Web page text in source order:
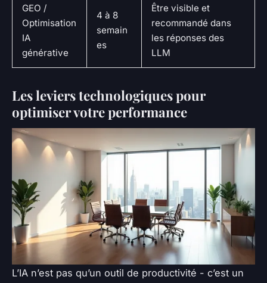
GEO /
Optimisation
IA
générative
4 à 8
semain
es
Être visible et
recommandé dans
les réponses des
LLM
Les leviers technologiques pour
optimiser votre performance
L’IA n’est pas qu’un outil de productivité - c’est un